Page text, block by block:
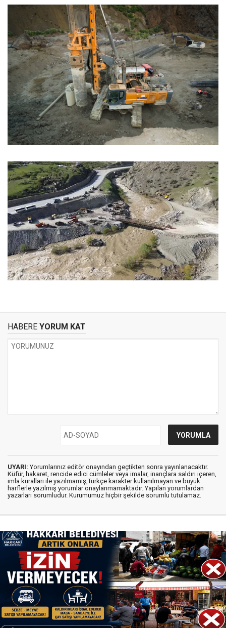
HABERE YORUM KAT
UYARI: Yorumlarınız editör onayından geçtikten sonra yayınlanacaktır.
Küfür, hakaret, rencide edici cümleler veya imalar, inançlara saldırı içeren,
imla kuralları ile yazılmamış,Türkçe karakter kullanılmayan ve büyük
harflerle yazılmış yorumlar onaylanmamaktadır. Yapılan yorumlardan
yazarları sorumludur. Kurumumuz hiçbir şekilde sorumlu tutulamaz.